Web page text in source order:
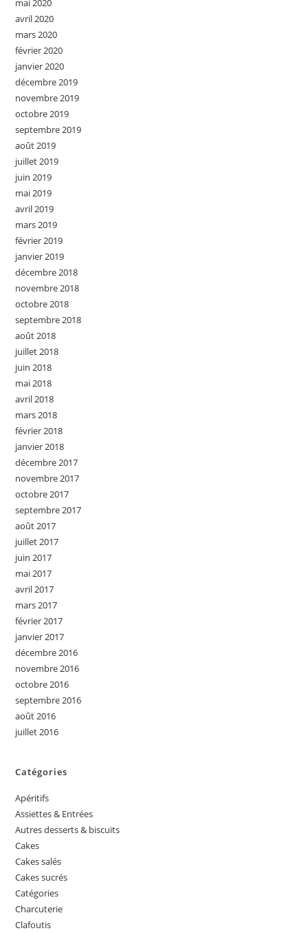
mai 2020
avril 2020
mars 2020
février 2020
janvier 2020
décembre 2019
novembre 2019
octobre 2019
septembre 2019
août 2019
juillet 2019
juin 2019
mai 2019
avril 2019
mars 2019
février 2019
janvier 2019
décembre 2018
novembre 2018
octobre 2018
septembre 2018
août 2018
juillet 2018
juin 2018
mai 2018
avril 2018
mars 2018
février 2018
janvier 2018
décembre 2017
novembre 2017
octobre 2017
septembre 2017
août 2017
juillet 2017
juin 2017
mai 2017
avril 2017
mars 2017
février 2017
janvier 2017
décembre 2016
novembre 2016
octobre 2016
septembre 2016
août 2016
juillet 2016
Catégories
Apéritifs
Assiettes & Entrées
Autres desserts & biscuits
Cakes
Cakes salés
Cakes sucrés
Catégories
Charcuterie
Clafoutis